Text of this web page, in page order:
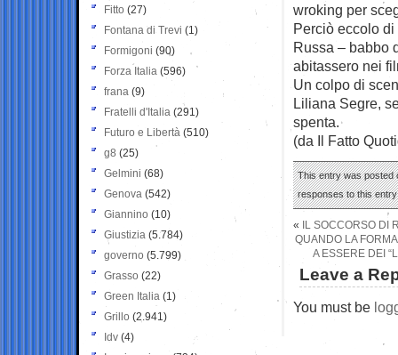
wroking per
Perciò eccolo
Russa – babbo
abitassero nei
Un colpo di
Liliana Segre,
spenta.
(da Il Fatto
This entry was posted
responses to this
«
IL SOCCORSO DI
QUANDO LA
A ESSERE DEI
Leave a
You must be
Fitto (27)
Fontana di Trevi (1)
Formigoni (90)
Forza Italia (596)
frana (9)
Fratelli d'Italia (291)
Futuro e Libertà (510)
g8 (25)
Gelmini (68)
Genova (542)
Giannino (10)
Giustizia (5.784)
governo (5.799)
Grasso (22)
Green Italia (1)
Grillo (2.941)
Idv (4)